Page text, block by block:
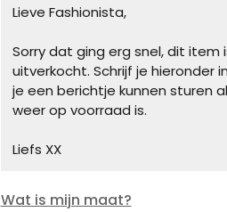
Lieve Fashionista,
Sorry dat ging erg snel, dit item
uitverkocht. Schrijf je hieronder
je een berichtje kunnen sturen
weer op voorraad is.
Liefs XX
Wat is mijn maat?